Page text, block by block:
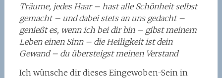
Träume, jedes Haar – hast alle Schönheit selbst
gemacht – und dabei stets an uns gedacht –
genießt es, wenn ich bei dir bin – gibst meinem
Leben einen Sinn – die Heiligkeit ist dein
Gewand – du übersteigst meinen Verstand
Ich wünsche dir dieses Eingewoben-Sein in